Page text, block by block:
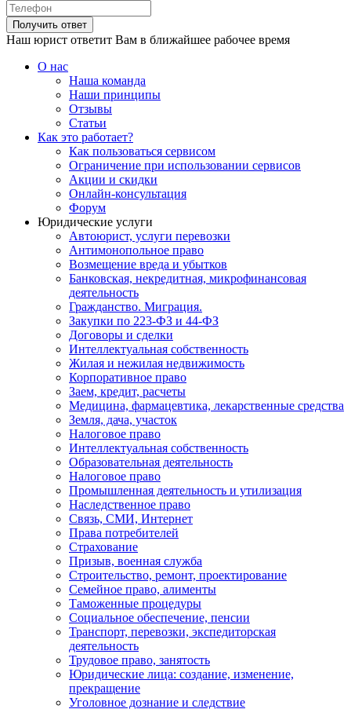
Наш юрист ответит Вам в ближайшее рабочее время
О нас
Наша команда
Наши принципы
Отзывы
Статьи
Как это работает?
Как пользоваться сервисом
Ограничение при использовании сервисов
Акции и скидки
Онлайн-консультация
Форум
Юридические услуги
Автоюрист, услуги перевозки
Антимонопольное право
Возмещение вреда и убытков
Банковская, некредитная, микрофинансовая
деятельность
Гражданство. Миграция.
Закупки по 223-ФЗ и 44-ФЗ
Договоры и сделки
Интеллектуальная собственность
Жилая и нежилая недвижимость
Корпоративное право
Заем, кредит, расчеты
Медицина, фармацевтика, лекарственные средства
Земля, дача, участок
Налоговое право
Интеллектуальная собственность
Образовательная деятельность
Налоговое право
Промышленная деятельность и утилизация
Наследственное право
Связь, СМИ, Интернет
Права потребителей
Страхование
Призыв, военная служба
Строительство, ремонт, проектирование
Семейное право, алименты
Таможенные процедуры
Социальное обеспечение, пенсии
Транспорт, перевозки, экспедиторская
деятельность
Трудовое право, занятость
Юридические лица: создание, изменение,
прекращение
Уголовное дознание и следствие